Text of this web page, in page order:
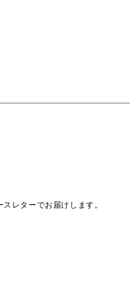
レターでお届けします。